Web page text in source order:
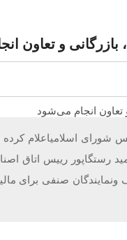
و تعاون
اسلامیاعلام
رییس اتاق
ونمایندگان صنفی برای